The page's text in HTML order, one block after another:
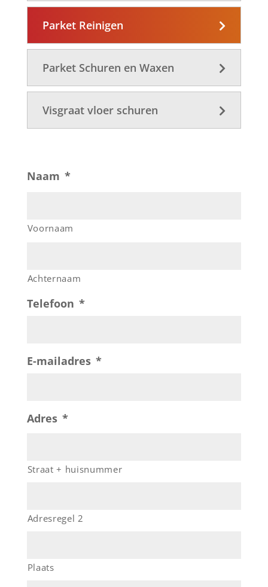
Parket Reinigen
Parket Schuren en Waxen
Visgraat vloer schuren
Naam *
Voornaam
Achternaam
Telefoon *
E-mailadres *
Adres *
Straat + huisnummer
Adresregel 2
Plaats